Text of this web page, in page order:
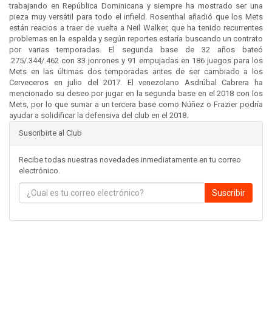
trabajando en República Dominicana y siempre ha mostrado ser una
pieza muy versátil para todo el infield. Rosenthal añadió que los Mets
están reacios a traer de vuelta a Neil Walker, que ha tenido recurrentes
problemas en la espalda y según reportes estaría buscando un contrato
por varias temporadas. El segunda base de 32 años bateó
.275/.344/.462 con 33 jonrones y 91 empujadas en 186 juegos para los
Mets en las últimas dos temporadas antes de ser cambiado a los
Cerveceros en julio del 2017. El venezolano Asdrúbal Cabrera ha
mencionado su deseo por jugar en la segunda base en el 2018 con los
Mets, por lo que sumar a un tercera base como Núñez o Frazier podría
ayudar a solidificar la defensiva del club en el 2018.
Suscribirte al Club
Recibe todas nuestras novedades inmediatamente en tu correo
electrónico.
Suscribir